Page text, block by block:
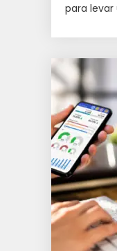
para